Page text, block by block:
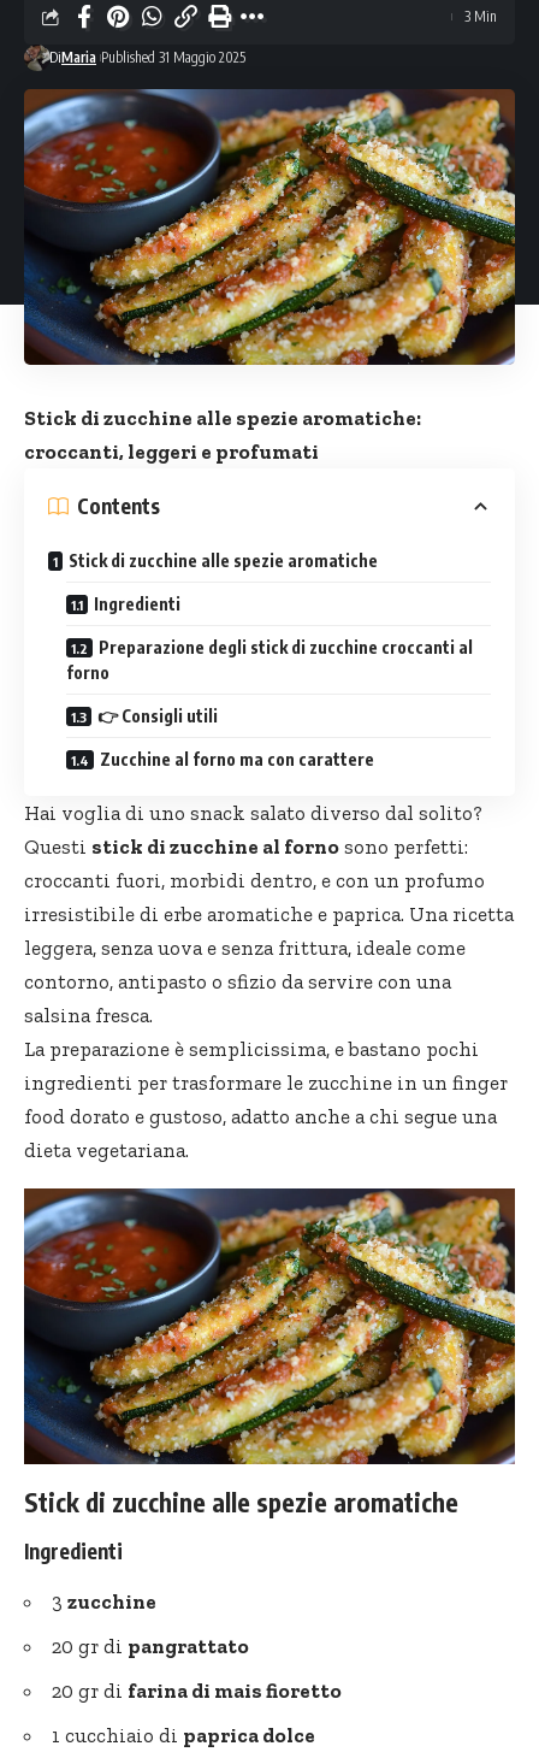
DiMaria Published 31 Maggio 2025
3 Min
Stick di zucchine alle spezie aromatiche:
croccanti, leggeri e profumati
Contents
Stick di zucchine alle spezie aromatiche
Ingredienti
Preparazione degli stick di zucchine croccanti al
forno
👉 Consigli utili
Zucchine al forno ma con carattere
Hai voglia di uno snack salato diverso dal solito?
Questi stick di zucchine al forno sono perfetti:
croccanti fuori, morbidi dentro, e con un profumo
irresistibile di erbe aromatiche e paprica. Una ricetta
leggera, senza uova e senza frittura, ideale come
contorno, antipasto o sfizio da servire con una
salsina fresca.
La preparazione è semplicissima, e bastano pochi
ingredienti per trasformare le zucchine in un finger
food dorato e gustoso, adatto anche a chi segue una
dieta vegetariana.
Stick di zucchine alle spezie aromatiche
Ingredienti
3 zucchine
20 gr di pangrattato
20 gr di farina di mais fioretto
1 cucchiaio di paprica dolce